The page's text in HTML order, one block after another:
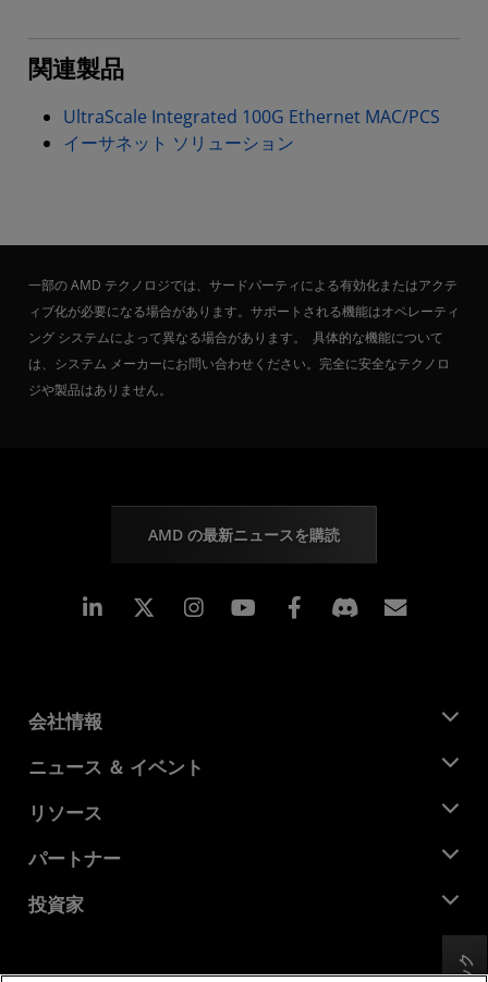
関連製品
UltraScale Integrated 100G Ethernet MAC/PCS
イーサネット ソリューション
一部の AMD テクノロジでは、サードパーティによる有効化またはアクテ
ィブ化が必要になる場合があります。サポートされる機能はオペレーティ
ング システムによって異なる場合があります。 具体的な機能について
は、システム メーカーにお問い合わせください。完全に安全なテクノロ
ジや製品はありません。
AMD の最新ニュースを購読
Linkedin Instagram Facebook
会社情報
AMD について
企業責任
キャリア
お問い合わせ
ニュース ＆ イベント
ニュースルーム
メディア ライブラリ
リソース
デベロッパー セントラル
ケース スタディ
パートナー
AMD パートナー ハブ
投資家
財務情報